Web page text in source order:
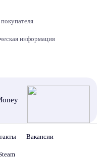
информация
Вакансии